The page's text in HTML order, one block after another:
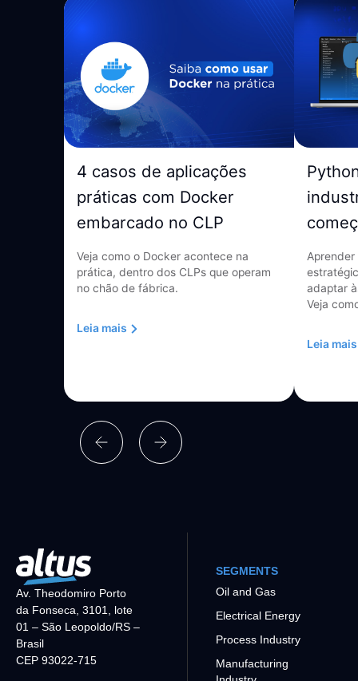
4 casos de aplicações
práticas com Docker
embarcado no CLP
Veja como o Docker acontece na
prática, dentro dos CLPs que operam
no chão de fábrica.
Leia mais
adaptar
Veja
Leia mais
Av. Theodomiro Porto
da Fonseca, 3101, lote
01 – São Leopoldo/RS –
Brasil
CEP 93022-715
SEGMENTS
Oil and Gas
Electrical Energy
Process Industry
Manufacturing